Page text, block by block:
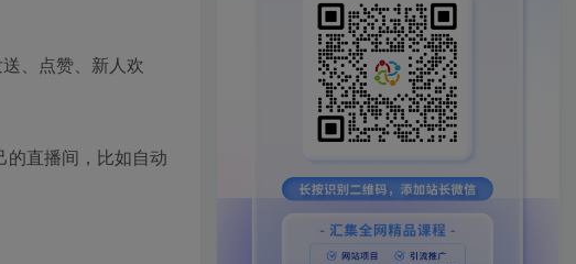
、点赞、新人欢
的直播间，比如自动